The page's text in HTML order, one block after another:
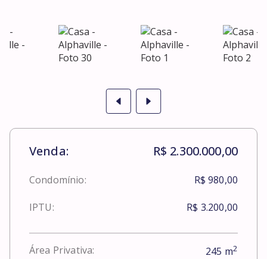
Venda: R$ 2.300.000,00
Condomínio: R$ 980,00
IPTU: R$ 3.200,00
Área Privativa: 245 m2